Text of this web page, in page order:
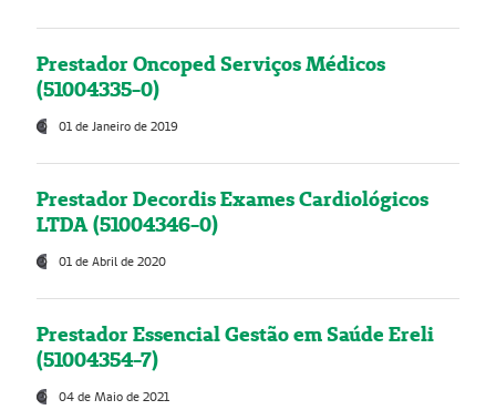
Prestador Oncoped Serviços Médicos
(51004335-0)
01 de Janeiro de 2019
Prestador Decordis Exames Cardiológicos
LTDA (51004346-0)
01 de Abril de 2020
Prestador Essencial Gestão em Saúde Ereli
(51004354-7)
04 de Maio de 2021